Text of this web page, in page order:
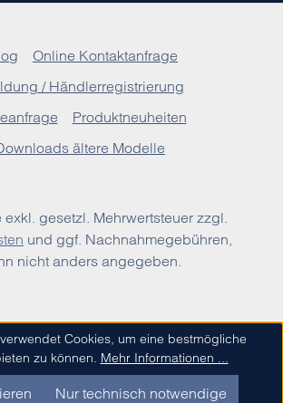
Online Kontaktanfrage
/ Händlerregistrierung
Produktneuheiten
ältere Modelle
exkl. gesetzl. Mehrwertsteuer zzgl.
und ggf. Nachnahmegebühren,
nicht anders angegeben.
Cookies, um eine bestmögliche
zu können. Mehr Informationen ...
Nur technisch notwendige